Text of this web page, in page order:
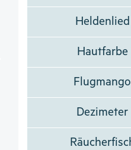
Heldenlied
Hautfarbe
Flugmango
Dezimeter